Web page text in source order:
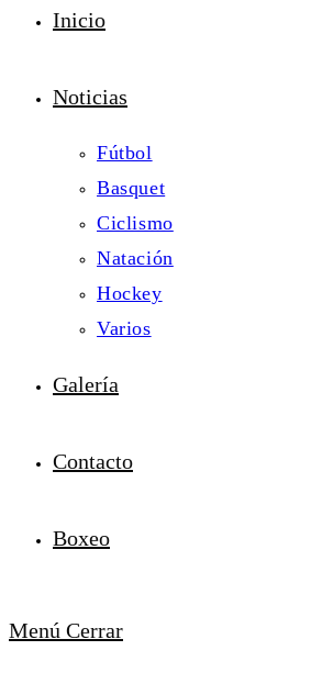
Inicio
Noticias
Fútbol
Basquet
Ciclismo
Natación
Hockey
Varios
Galería
Contacto
Boxeo
Menú Cerrar